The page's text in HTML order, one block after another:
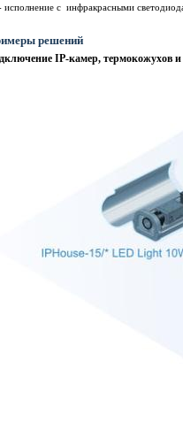
исполнение с инфракрасными
решений
IP-камер, термокожухов